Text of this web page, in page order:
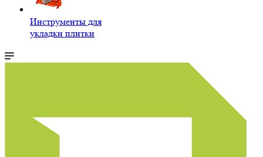
Инструменты для
укладки плитки